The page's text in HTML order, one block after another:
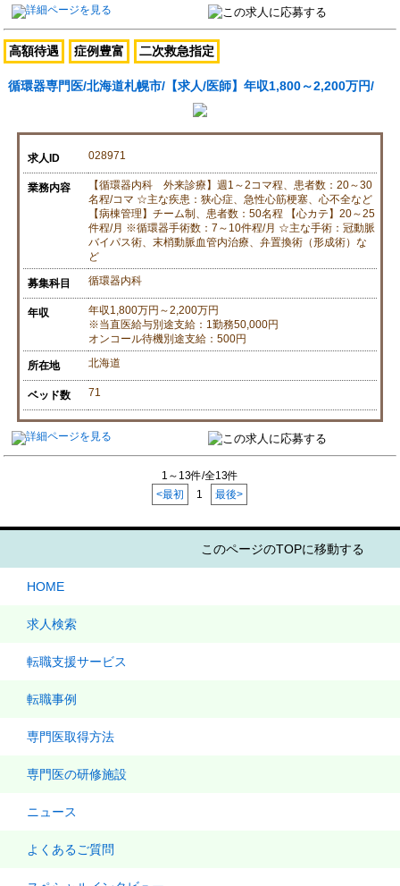
高額待遇 症例豊富 二次救急指定
循環器専門医/北海道札幌市/【求人/医師】年収1,800～2,200万円/
求人ID 028971
業務内容
【循環器内科 外来診療】週1～2コマ程、患者数：20～30
名程/コマ ☆主な疾患：狭心症、急性心筋梗塞、心不全など
【病棟管理】チーム制、患者数：50名程 【心カテ】20～25
件程/月 ※循環器手術数：7～10件程/月 ☆主な手術：冠動脈
バイパス術、末梢動脈血管内治療、弁置換術（形成術）な
ど
募集科目 循環器内科
年収
年収1,800万円～2,200万円
※当直医給与別途支給：1勤務50,000円
オンコール待機別途支給：500円
所在地 北海道
ベッド数 71
1～13件/全13件
<最初
1 最後>
このページのTOPに移動する
HOME
求人検索
転職支援サービス
転職事例
専門医取得方法
専門医の研修施設
ニュース
よくあるご質問